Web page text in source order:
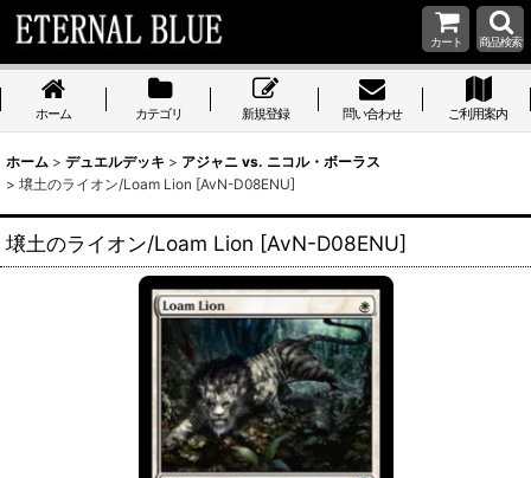
カート 商品検索
ホーム カテゴリ 新規登録 問い合わせ ご利用案内
ホーム > デュエルデッキ > アジャニ vs. ニコル・ボーラス
> 壌土のライオン/Loam Lion [AvN-D08ENU]
壌土のライオン/Loam Lion [AvN-D08ENU]